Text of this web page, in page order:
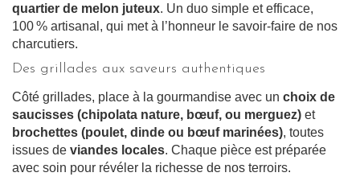
quartier de melon juteux. Un duo simple et efficace,
100 % artisanal, qui met à l’honneur le savoir-faire de nos
charcutiers.
Des grillades aux saveurs authentiques
Côté grillades, place à la gourmandise avec un choix de
saucisses (chipolata nature, bœuf, ou merguez) et
brochettes (poulet, dinde ou bœuf marinées), toutes
issues de viandes locales. Chaque pièce est préparée
avec soin pour révéler la richesse de nos terroirs.